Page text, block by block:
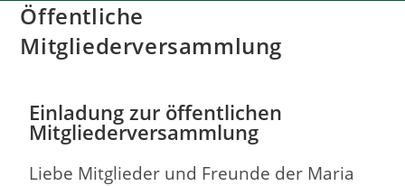
Öffentliche
Mitgliederversammlung
Einladung zur öffentlichen
Mitgliederversammlung
Liebe Mitglieder und Freunde der Maria